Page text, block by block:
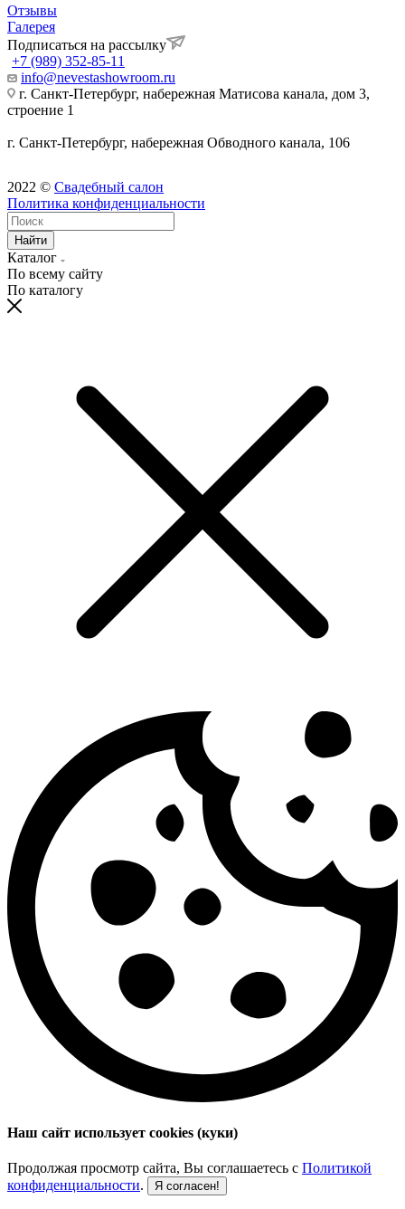
Отзывы
Галерея
Подписаться на рассылку
+7 (989) 352-85-11
info@nevestashowroom.ru
г. Санкт-Петербург, набережная Матисова канала, дом 3,
строение 1
г. Санкт-Петербург, набережная Обводного канала, 106
2022 © Свадебный салон
Политика конфиденциальности
Найти
Каталог
По всему сайту
По каталогу
Наш сайт использует cookies (куки)
Продолжая просмотр сайта, Вы соглашаетесь с Политикой
конфиденциальности. Я согласен!